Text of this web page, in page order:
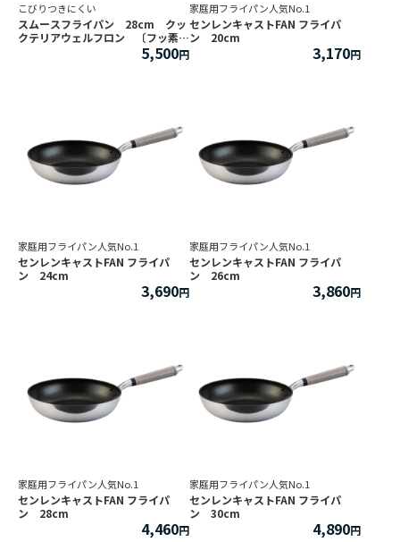
こびりつきにくい
スムースフライパン 28cm クッ
クテリアウェルフロン 〔フッ素加
工の剥がれにも1年保証付き〕
5,500
家庭用フライパン人気No.1
センレンキャストFAN フライパ
ン 20cm
3,170
家庭用フライパン人気No.1
センレンキャストFAN フライパ
ン 24cm
3,690
家庭用フライパン人気No.1
センレンキャストFAN フライパ
ン 26cm
3,860
家庭用フライパン人気No.1
センレンキャストFAN フライパ
ン 28cm
4,460
家庭用フライパン人気No.1
センレンキャストFAN フライパ
ン 30cm
4,890